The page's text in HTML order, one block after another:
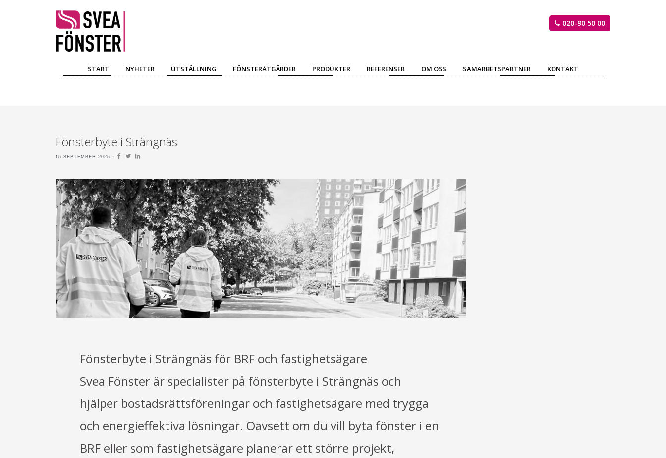
020-90 50 00
START NYHETER UTSTÄLLNING FÖNSTERÅTGÄRDER PRODUKTER REFERENSER OM OSS SAMARBETSPARTNER KONTAKT
Fönsterbyte i Strängnäs
15 SEPTEMBER 2025
Fönsterbyte i Strängnäs för BRF och fastighetsägare
Svea Fönster är specialister på fönsterbyte i Strängnäs och
hjälper bostadsrättsföreningar och fastighetsägare med trygga
och energieffektiva lösningar. Oavsett om du vill byta fönster i en
BRF eller som fastighetsägare planerar ett större projekt,